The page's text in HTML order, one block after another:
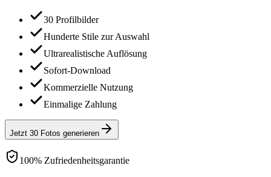
30 Profilbilder
Hunderte Stile zur Auswahl
Ultrarealistische Auflösung
Sofort-Download
Kommerzielle Nutzung
Einmalige Zahlung
Jetzt 30 Fotos generieren
100% Zufriedenheitsgarantie